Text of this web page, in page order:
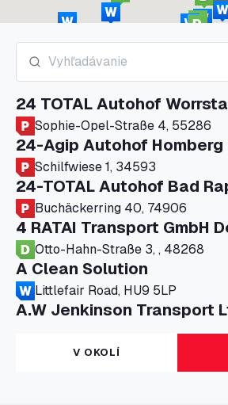
24 TOTAL Autohof
Sophie-Opel-Straße 4, 55286
24-Agip Autohof Homberg
Schilfwiese 1, 34593
24-TOTAL Autohof Bad
Buchäckerring 40, 74906
4 RATAI Transport GmbH
Otto-Hahn-Straße 3, , 48268
A Clean Solution
Littlefair Road, HU9 5LP
A.W Jenkinson Transport
Progress House, ME11 5GA
A+G Nettetal - Depot
Am Panneschopp 7, 41334
V OKOLÍ